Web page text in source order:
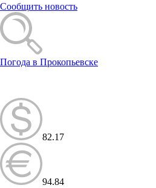
Сообщить новость
Погода в Прокопьевске
82.17
94.84